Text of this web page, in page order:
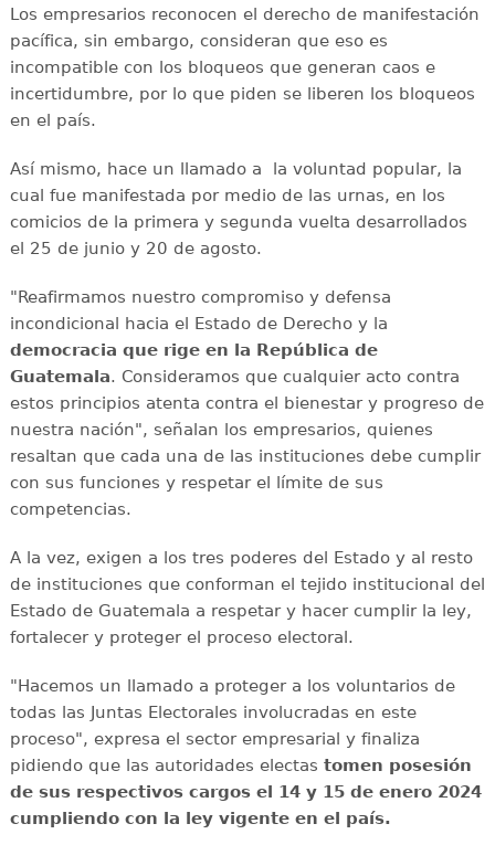
Los empresarios reconocen el derecho de manifestación
pacífica, sin embargo, consideran que eso es
incompatible con los bloqueos que generan caos e
incertidumbre, por lo que piden se liberen los bloqueos
en el país.
Así mismo, hace un llamado a la voluntad popular, la
cual fue manifestada por medio de las urnas, en los
comicios de la primera y segunda vuelta desarrollados
el 25 de junio y 20 de agosto.
"Reafirmamos nuestro compromiso y defensa
incondicional hacia el Estado de Derecho y la
democracia que rige en la República de
Guatemala. Consideramos que cualquier acto contra
estos principios atenta contra el bienestar y progreso de
nuestra nación", señalan los empresarios, quienes
resaltan que cada una de las instituciones debe cumplir
con sus funciones y respetar el límite de sus
competencias.
A la vez, exigen a los tres poderes del Estado y al resto
de instituciones que conforman el tejido institucional del
Estado de Guatemala a respetar y hacer cumplir la ley,
fortalecer y proteger el proceso electoral.
"Hacemos un llamado a proteger a los voluntarios de
todas las Juntas Electorales involucradas en este
proceso", expresa el sector empresarial y finaliza
pidiendo que las autoridades electas tomen posesión
de sus respectivos cargos el 14 y 15 de enero 2024
cumpliendo con la ley vigente en el país.